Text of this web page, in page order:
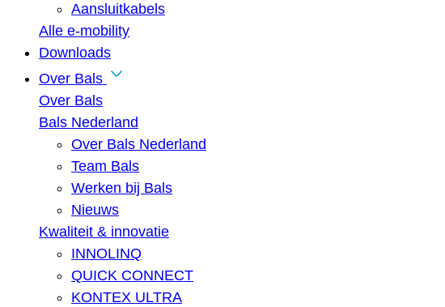
Aansluitkabels
Alle e-mobility
Downloads
Over Bals
Over Bals
Bals Nederland
Over Bals Nederland
Team Bals
Werken bij Bals
Nieuws
Kwaliteit & innovatie
INNOLINQ
QUICK CONNECT
KONTEX ULTRA